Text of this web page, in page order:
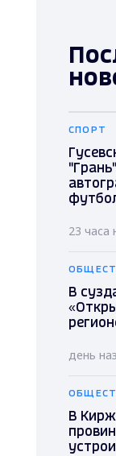
СПОРТ
23 часа
В
день
В